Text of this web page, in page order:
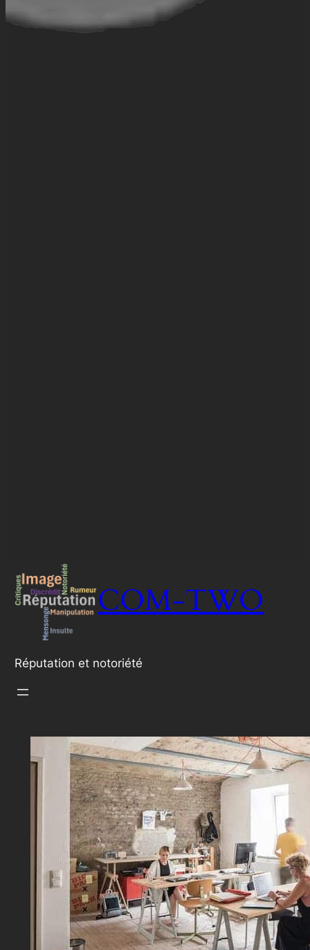
COM-TWO
Réputation et notoriété